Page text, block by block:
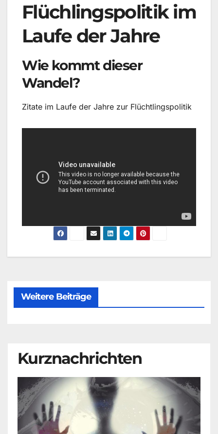
Flüchlingspolitik im
Laufe der Jahre
Wie kommt dieser
Wandel?
Zitate im Laufe der Jahre zur Flüchtlingspolitik
Weitere Beiträge
Kurznachrichten